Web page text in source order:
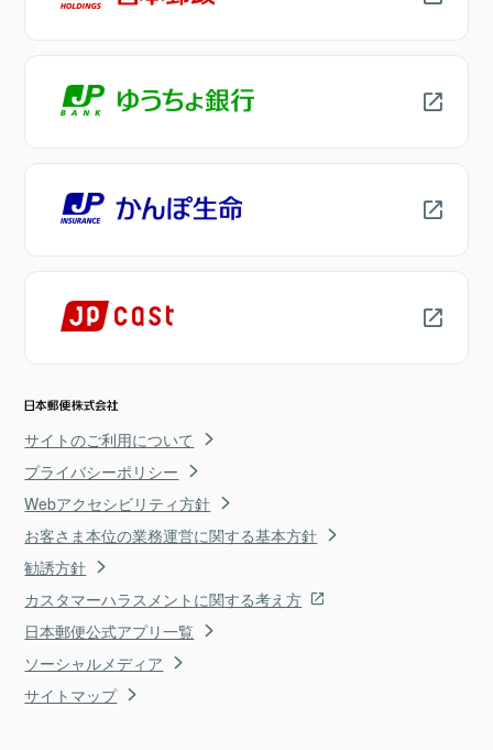
サイトのご利用について
プライバシーポリシー
Webアクセシビリティ方針
お客さま本位の業務運営に関する基本方針
勧誘方針
カスタマーハラスメントに関する考え方
日本郵便公式アプリ一覧
ソーシャルメディア
サイトマップ